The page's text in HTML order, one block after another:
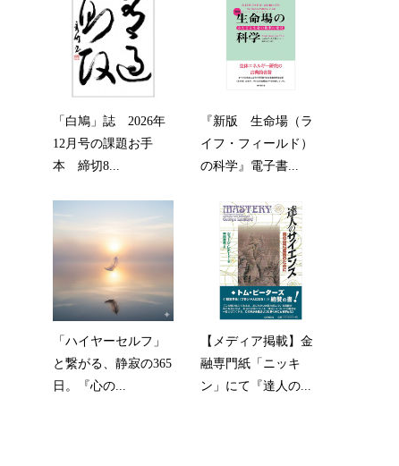
「白鳩」誌 2026年
12月号の課題お手
本 締切8...
『新版 生命場（ラ
イフ・フィールド）
の科学』電子書...
「ハイヤーセルフ」
と繋がる、静寂の365
日。『心の...
【メディア掲載】金
融専門紙「ニッキ
ン」にて『達人の...